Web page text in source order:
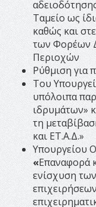
Ταμείο ως
καθώς και
των Φορέων
Περιοχών
Ρύθμιση για
Του
υπόλοιπα
ιδρυμάτων»
τη
και ΕΤ.Α.Δ.»
Υπουργείου
«Επαναφορά
ενίσχυση